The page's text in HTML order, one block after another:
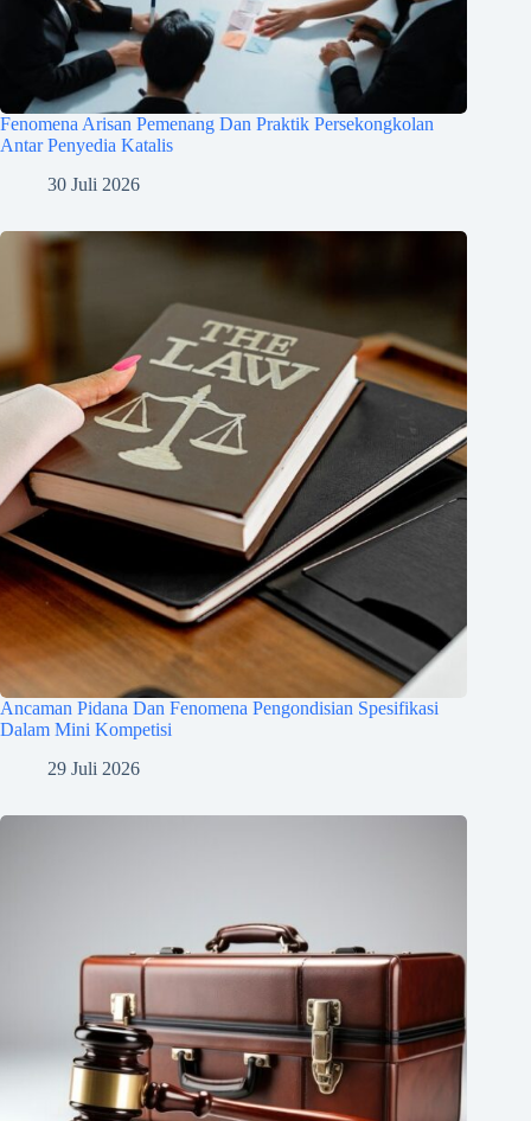
Fenomena Arisan Pemenang Dan Praktik Persekongkolan
Antar Penyedia Katalis
30 Juli 2026
Ancaman Pidana Dan Fenomena Pengondisian Spesifikasi
Dalam Mini Kompetisi
29 Juli 2026